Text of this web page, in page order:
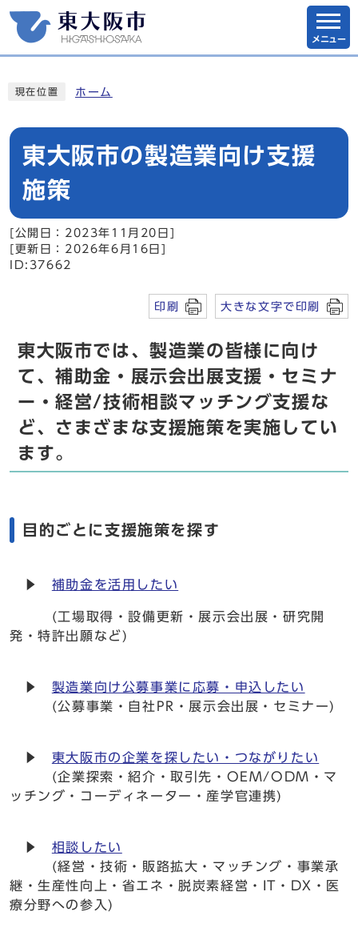
メニュー
現在位置 ホーム
東大阪市の製造業向け支援
施策
[公開日：2023年11月20日]
[更新日：2026年6月16日]
ID:37662
印刷 大きな文字で印刷
東大阪市では、製造業の皆様に向け
て、補助金・展示会出展支援・セミナ
ー・経営/技術相談マッチング支援な
ど、さまざまな支援施策を実施してい
ます。
目的ごとに支援施策を探す
▶ 補助金を活用したい
(工場取得・設備更新・展示会出展・研究開
発・特許出願など)
▶ 製造業向け公募事業に応募・申込したい
(公募事業・自社PR・展示会出展・セミナー)
▶ 東大阪市の企業を探したい・つながりたい
(企業探索・紹介・取引先・OEM/ODM・マ
ッチング・コーディネーター・産学官連携)
▶ 相談したい
(経営・技術・販路拡大・マッチング・事業承
継・生産性向上・省エネ・脱炭素経営・IT・DX・医
療分野への参入)